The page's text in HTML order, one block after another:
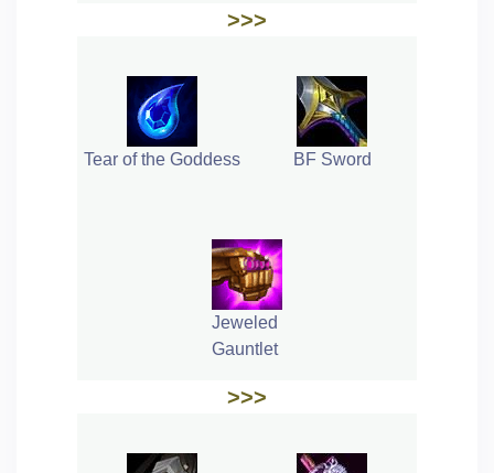
>>>
Tear of the Goddess BF Sword
Jeweled
Gauntlet
>>>